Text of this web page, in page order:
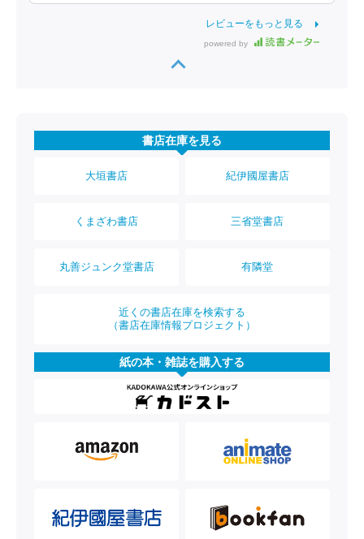
レビューをもっと見る
powered by
書店在庫を見る
大垣書店 紀伊國屋書店
くまざわ書店 三省堂書店
丸善ジュンク堂書店 有隣堂
近くの書店在庫を検索する
（書店在庫情報プロジェクト）
紙の本・雑誌を購入する